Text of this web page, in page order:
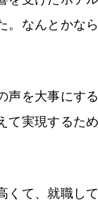
。なんとかな
声を大事にす
て実現するた
くて、就職し